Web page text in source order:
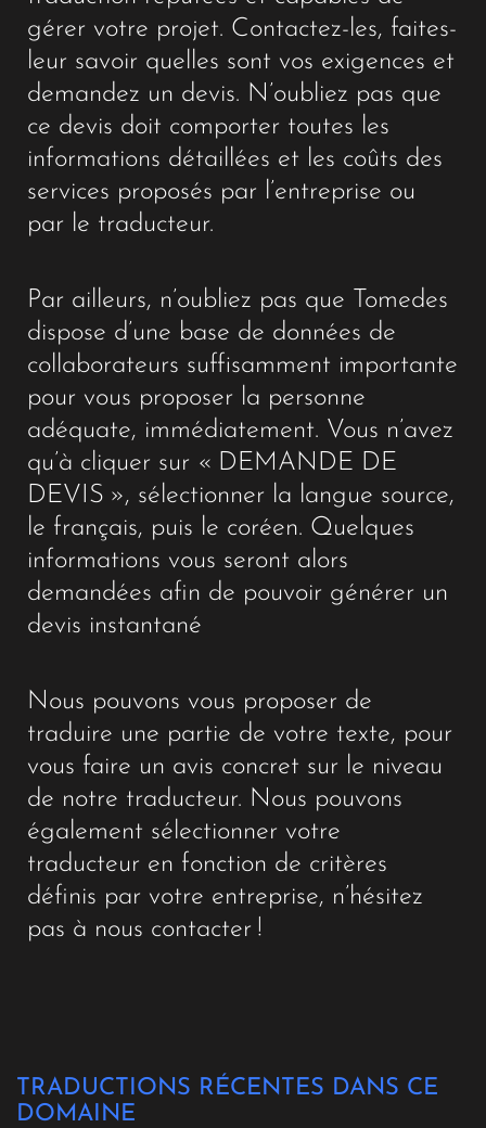
gérer votre projet. Contactez-les, faites-
leur savoir quelles sont vos exigences et
demandez un devis. N’oubliez pas que
ce devis doit comporter toutes les
informations détaillées et les coûts des
services proposés par l’entreprise ou
par le traducteur.
Par ailleurs, n’oubliez pas que Tomedes
dispose d’une base de données de
collaborateurs suffisamment importante
pour vous proposer la personne
adéquate, immédiatement. Vous n’avez
qu’à cliquer sur « DEMANDE DE
DEVIS », sélectionner la langue source,
le français, puis le coréen. Quelques
informations vous seront alors
demandées afin de pouvoir générer un
devis instantané
Nous pouvons vous proposer de
traduire une partie de votre texte, pour
vous faire un avis concret sur le niveau
de notre traducteur. Nous pouvons
également sélectionner votre
traducteur en fonction de critères
définis par votre entreprise, n’hésitez
pas à nous contacter !
TRADUCTIONS RÉCENTES DANS CE
DOMAINE